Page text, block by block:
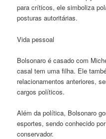
para críticos, ele simboliza
posturas autoritárias.
Vida pessoal
Bolsonaro é casado com
casal tem uma filha. Ele
relacionamentos anteriores,
cargos políticos.
Além da política, Bolsonaro
esportes, sendo conhecido
conservador.